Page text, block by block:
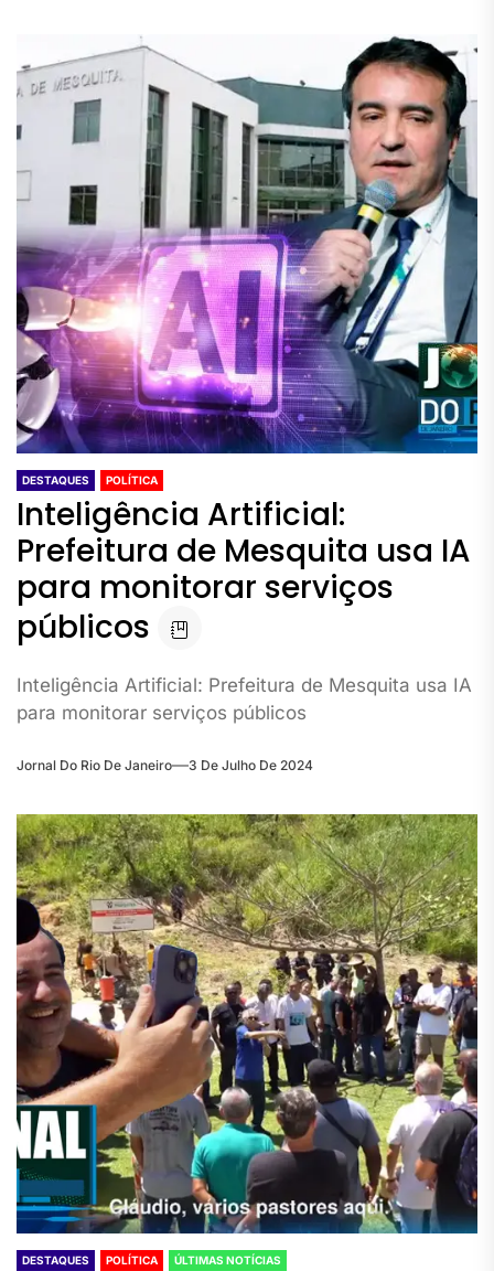
DESTAQUES POLÍTICA
Inteligência Artificial:
Prefeitura de Mesquita usa IA
para monitorar serviços
públicos
Inteligência Artificial: Prefeitura de Mesquita usa IA
para monitorar serviços públicos
Jornal Do Rio De Janeiro 3 De Julho De 2024
DESTAQUES POLÍTICA ÚLTIMAS NOTÍCIAS